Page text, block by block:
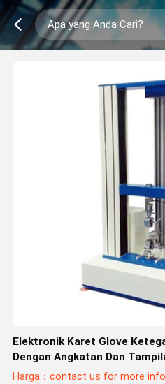
Elektronik Karet Glove
Dengan Angkatan Dan
Harga：contact us for more